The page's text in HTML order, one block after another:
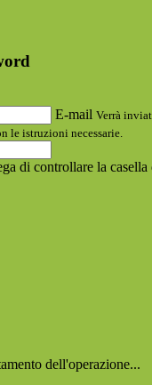
E-mail Verrà
le istruzioni necessarie.
di controllare la casella
dell'operazione...